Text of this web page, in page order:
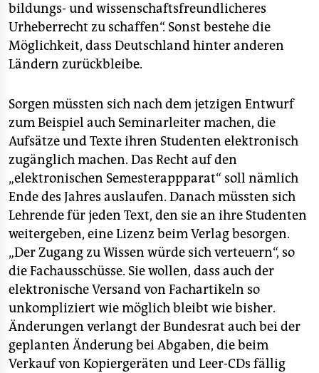
bildungs- und wissenschaftsfreundlicheres
Urheberrecht zu schaffen“. Sonst bestehe die
Möglichkeit, dass Deutschland hinter anderen
Ländern zurückbleibe.
Sorgen müssten sich nach dem jetzigen Entwurf
zum Beispiel auch Seminarleiter machen, die
Aufsätze und Texte ihren Studenten elektronisch
zugänglich machen. Das Recht auf den
„elektronischen Semesterappparat“ soll nämlich
Ende des Jahres auslaufen. Danach müssten sich
Lehrende für jeden Text, den sie an ihre Studenten
weitergeben, eine Lizenz beim Verlag besorgen.
„Der Zugang zu Wissen würde sich verteuern“, so
die Fachausschüsse. Sie wollen, dass auch der
elektronische Versand von Fachartikeln so
unkompliziert wie möglich bleibt wie bisher.
Änderungen verlangt der Bundesrat auch bei der
geplanten Änderung bei Abgaben, die beim
Verkauf von Kopiergeräten und Leer-CDs fällig